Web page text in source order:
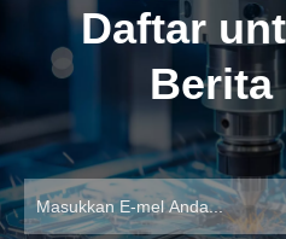
Daftar
Berita